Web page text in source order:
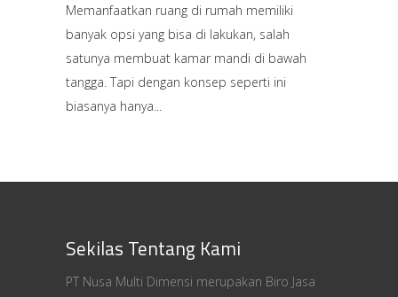
Memanfaatkan ruang di rumah memiliki
banyak opsi yang bisa di lakukan, salah
satunya membuat kamar mandi di bawah
tangga. Tapi dengan konsep seperti ini
biasanya hanya
Sekilas Tentang Kami
PT Nusa Multi Dimensi merupakan Biro Jasa